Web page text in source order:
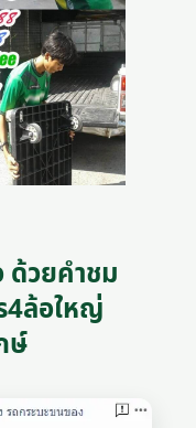
ด้วยคำชม
4ล้อใหญ่
ษ์